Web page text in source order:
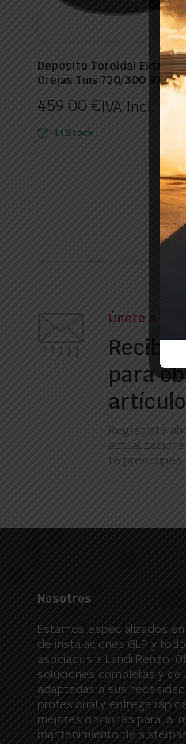
Deposito Toroidal Exterior
Orejas Tms 720/300 97l
459,00 €IVA Incl.
In Stock
Únete a
para
Regístrate
te
Nosotros
Estamos especializados
de instalaciones GLP y
asociados a Landi Renzo.
soluciones completas y de
adaptadas a sus
profesional y entrega
mejores opciones para la
mantenimiento de